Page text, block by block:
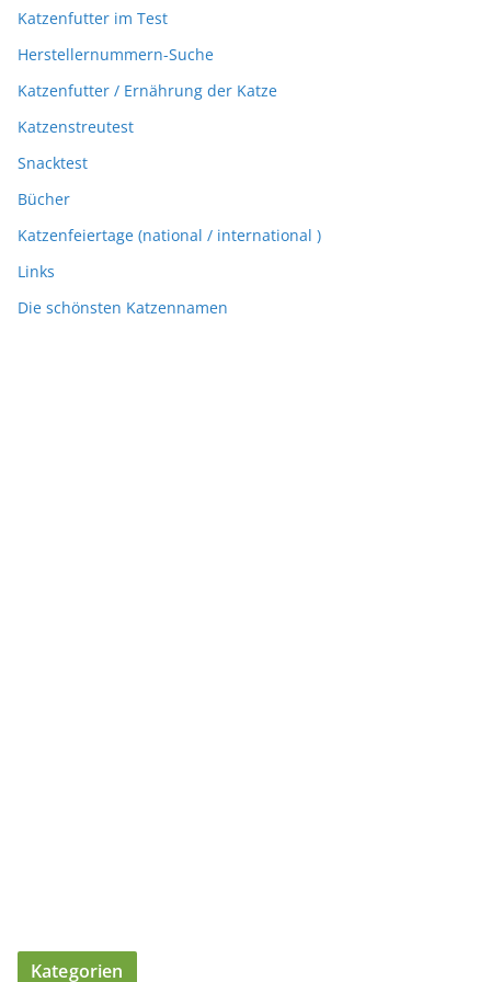
Katzenfutter im Test
Herstellernummern-Suche
Katzenfutter / Ernährung der Katze
Katzenstreutest
Snacktest
Bücher
Katzenfeiertage (national / international )
Links
Die schönsten Katzennamen
Kategorien